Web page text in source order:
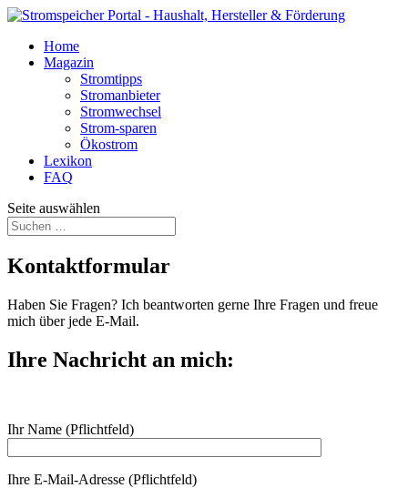
Home
Magazin
Stromtipps
Stromanbieter
Stromwechsel
Strom-sparen
Ökostrom
Lexikon
FAQ
Seite auswählen
Kontaktformular
Haben Sie Fragen? Ich beantworten gerne Ihre Fragen und freue
mich über jede E-Mail.
Ihre Nachricht an mich:
Ihr Name (Pflichtfeld)
Ihre E-Mail-Adresse (Pflichtfeld)